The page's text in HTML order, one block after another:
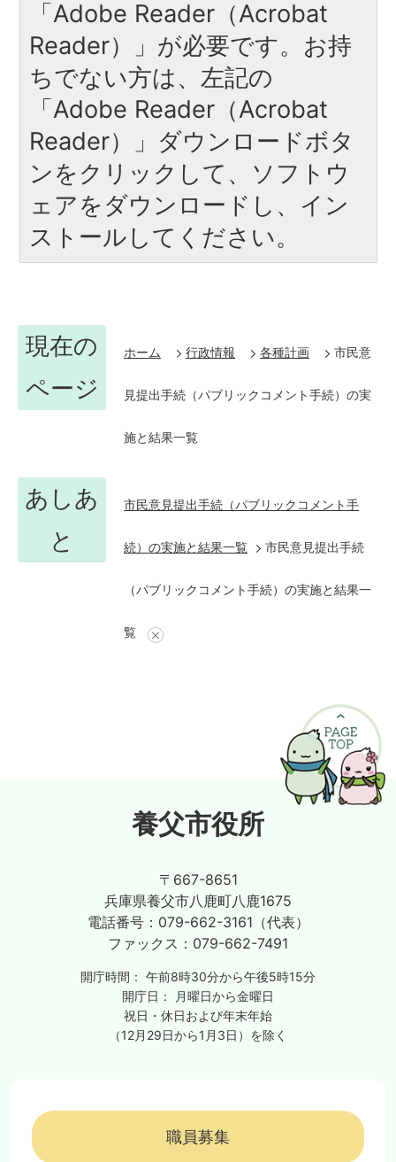
「Adobe Reader（Acrobat
Reader）」が必要です。お持
ちでない方は、左記の
「Adobe Reader（Acrobat
Reader）」ダウンロードボタ
ンをクリックして、ソフトウ
ェアをダウンロードし、イン
ストールしてください。
現在の
ページ
ホーム 行政情報 各種計画 市民意
見提出手続（パブリックコメント手続）の実
施と結果一覧
あしあ
と
市民意見提出手続（パブリックコメント手
続）の実施と結果一覧 市民意見提出手続
（パブリックコメント手続）の実施と結果一
覧
養父市役所
〒667-8651
兵庫県養父市八鹿町八鹿1675
電話番号： 079-662-3161（代表）
ファックス： 079-662-7491
開庁時間： 午前8時30分から午後5時15分
開庁日：
月曜日から金曜日
祝日・休日および年末年始
（12月29日から1月3日）を除く
職員募集